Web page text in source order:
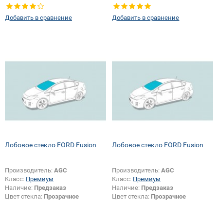
Добавить в сравнение Добавить в сравнение
Лобовое стекло FORD Fusion
Производитель: AGC
Класс: Премиум
Наличие: Предзаказ
Цвет стекла: Прозрачное
Лобовое стекло FORD Fusion
Производитель:AGC
Класс: Премиум
Наличие: Предзаказ
Цвет стекла: Прозрачное